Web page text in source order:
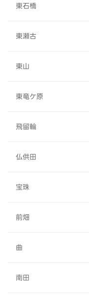
東石橋
東瀬古
東山
東竜ケ原
飛留輪
仏供田
宝珠
前畑
曲
南田